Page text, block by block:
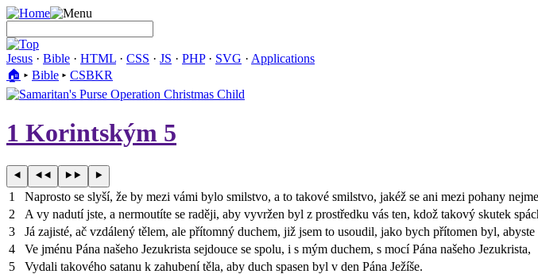
Jesus · Bible · HTML · CSS · JS · PHP· SVG · Applications
🏠︎ ▸ Bible ▸ CSBKR
1 Korintským 5
1
Naprosto se slyší, že by mezi vámi bylo smilstvo, a to takové smilstvo, jakéž se ani mezi pohany
2
A vy nadutí jste, a nermoutíte se raději, aby vyvržen byl z prostředku vás ten, kdož takový skutek
3
Já zajisté, ač vzdálený tělem, ale přítomný duchem, již jsem to usoudil, jako bych přítomen byl,
4
Ve jménu Pána našeho Jezukrista sejdouce se spolu, i s mým duchem, s mocí Pána našeho Jezukrista,
5
Vydali takového satanu k zahubení těla, aby duch spasen byl v den Pána Ježíše.